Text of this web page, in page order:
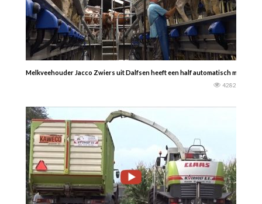
Melkveehouder Jacco Zwiers uit Dalfsen heeft een half automatisch
4282